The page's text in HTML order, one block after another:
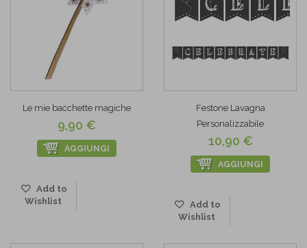
Le mie bacchette magiche
9,90 €
AGGIUNGI
Add to
Wishlist
Festone Lavagna
Personalizzabile
10,90 €
AGGIUNGI
Add to
Wishlist